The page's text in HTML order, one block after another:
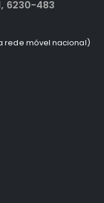
6230-483
rede móvel nacional)